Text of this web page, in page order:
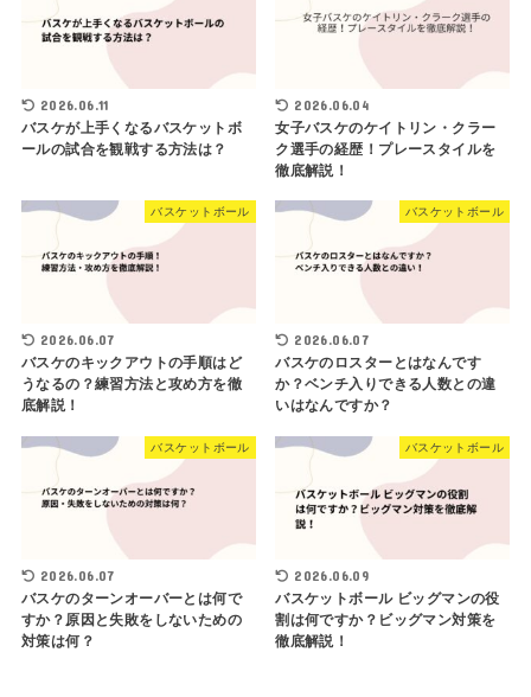
2026.06.11
バスケが上手くなるバスケットボ
ールの試合を観戦する方法は？
2026.06.04
女子バスケのケイトリン・クラー
ク選手の経歴！プレースタイルを
徹底解説！
バスケットボール
2026.06.07
バスケのキックアウトの手順はど
うなるの？練習方法と攻め方を徹
底解説！
バスケットボール
2026.06.07
バスケのロスターとはなんです
か？ベンチ入りできる人数との違
いはなんですか？
バスケットボール
2026.06.07
バスケのターンオーバーとは何で
すか？原因と失敗をしないための
対策は何？
バスケットボール
2026.06.09
バスケットボール ビッグマンの役
割は何ですか？ビッグマン対策を
徹底解説！